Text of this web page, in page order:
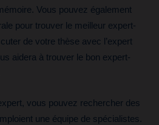
Vous pouvez également
pour trouver le meilleur expert-
de votre thèse avec l’expert
aidera à trouver le bon expert-
vous pouvez rechercher des
une équipe de spécialistes.